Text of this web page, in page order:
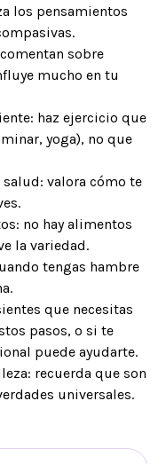
los pensamientos
sobre
mucho en tu
haz ejercicio que
yoga), no que
valora cómo te
no hay alimentos
la variedad.
tengas hambre
que necesitas
pasos, o si te
puede ayudarte.
recuerda que son
universales.